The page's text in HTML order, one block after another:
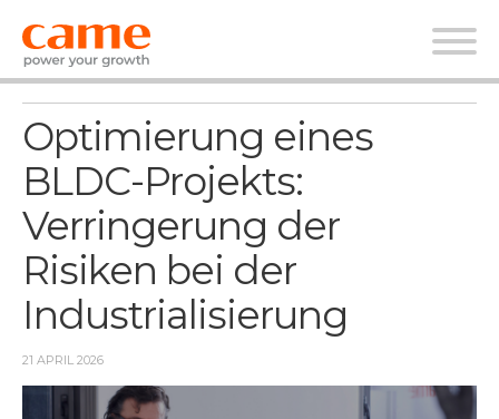
Nachrichten
Optimierung eines
BLDC-Projekts:
Verringerung der
Risiken bei der
Industrialisierung
21 APRIL 2026